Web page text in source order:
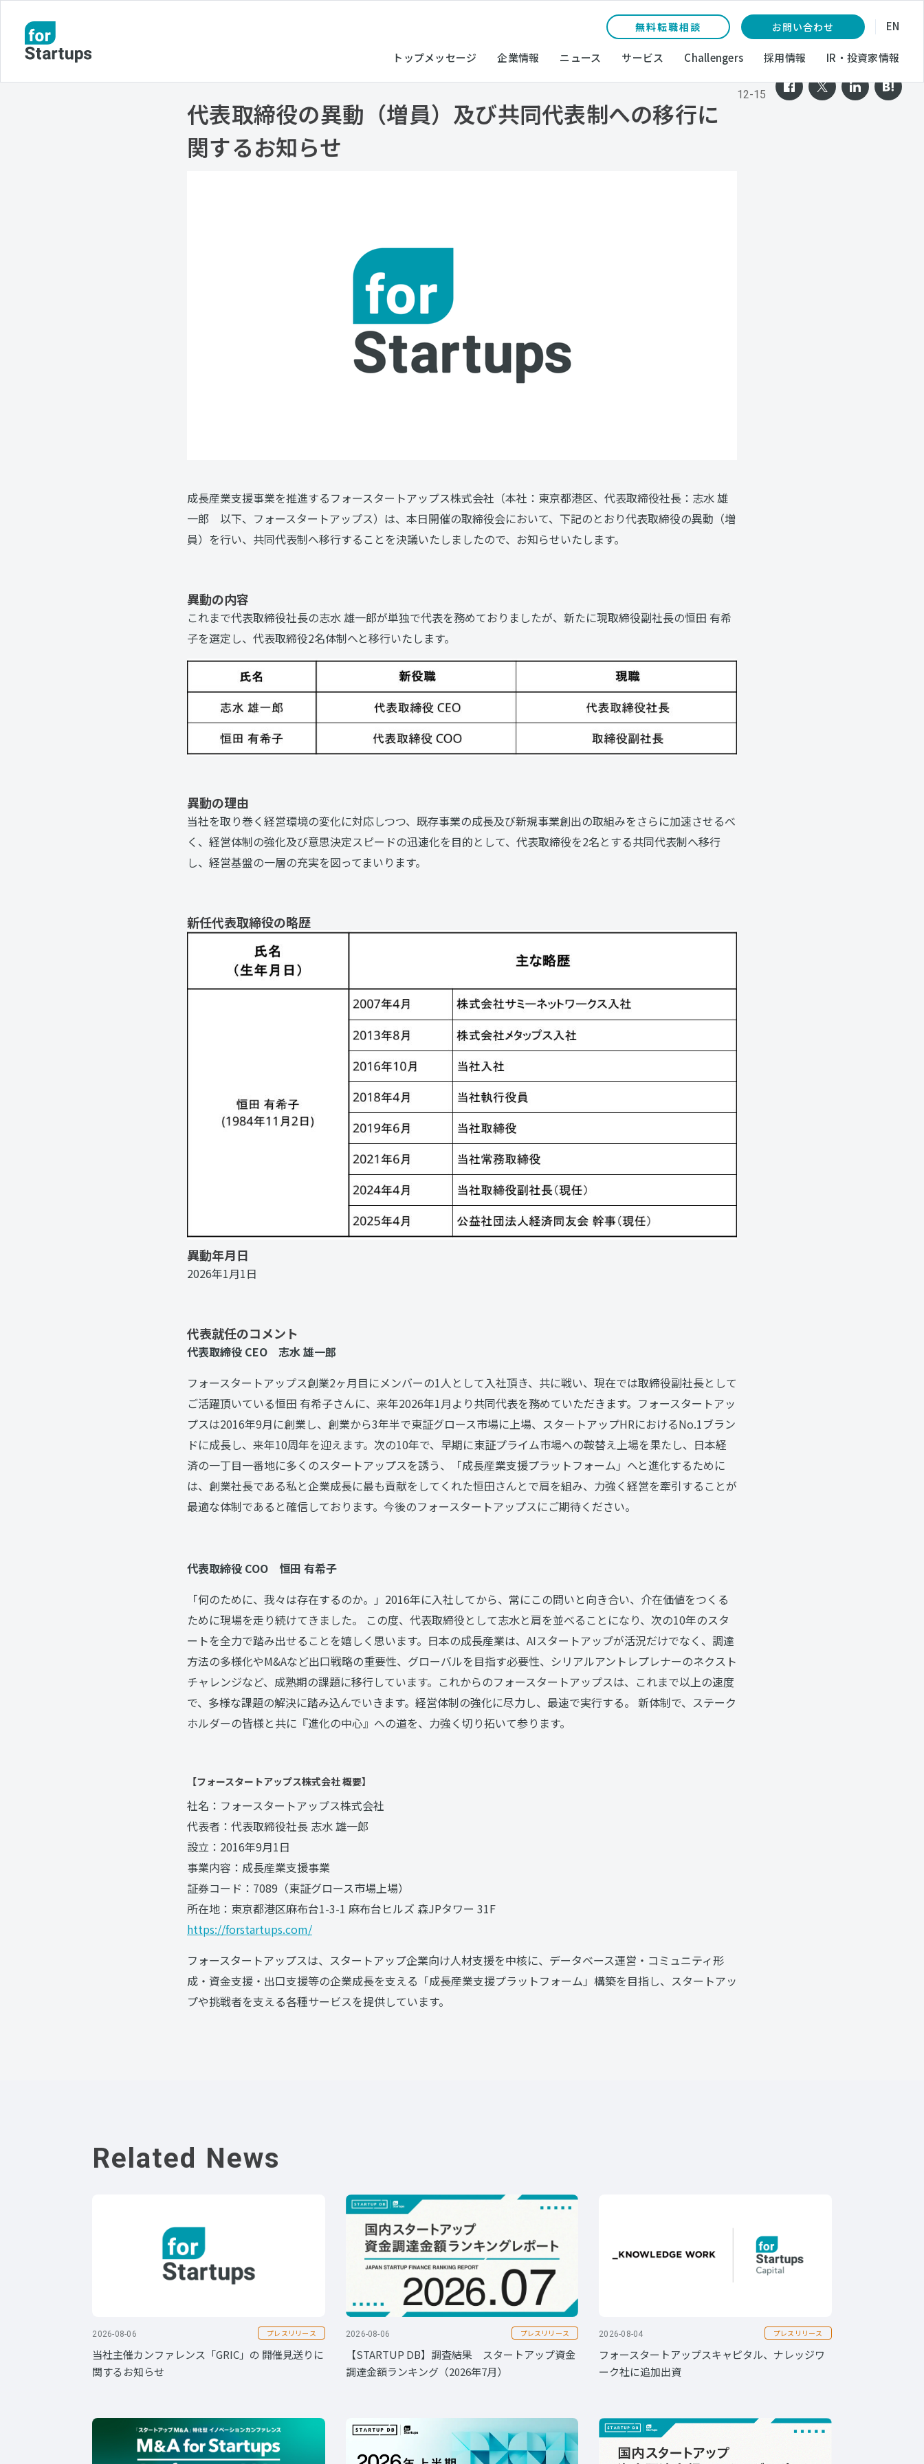
無料転職相談 お問い合わせ EN
トップメッセージ 企業情報 ニュース サービス Challengers 採用情報 IR・投資家情報
代表取締役の異動（増員）及び共同代表制への移行に
関するお知らせ
12-15
成長産業支援事業を推進するフォースタートアップス株式会社（本社：東京都港区、代表取締役社長：志水 雄
一郎 以下、フォースタートアップス）は、本日開催の取締役会において、下記のとおり代表取締役の異動（増
員）を行い、共同代表制へ移行することを決議いたしましたので、お知らせいたします。
異動の内容
これまで代表取締役社長の志水 雄一郎が単独で代表を務めておりましたが、新たに現取締役副社長の恒田 有希
子を選定し、代表取締役2名体制へと移行いたします。
異動の理由
当社を取り巻く経営環境の変化に対応しつつ、既存事業の成長及び新規事業創出の取組みをさらに加速させるべ
く、経営体制の強化及び意思決定スピードの迅速化を目的として、代表取締役を2名とする共同代表制へ移行
し、経営基盤の一層の充実を図ってまいります。
新任代表取締役の略歴
異動年月日
2026年1月1日
代表就任のコメント
代表取締役 CEO 志水 雄一郎
フォースタートアップス創業2ヶ月目にメンバーの1人として入社頂き、共に戦い、現在では取締役副社長として
ご活躍頂いている恒田 有希子さんに、来年2026年1月より共同代表を務めていただきます。フォースタートアッ
プスは2016年9月に創業し、創業から3年半で東証グロース市場に上場、スタートアップHRにおけるNo.1ブラン
ドに成長し、来年10周年を迎えます。次の10年で、早期に東証プライム市場への鞍替え上場を果たし、日本経
済の一丁目一番地に多くのスタートアップスを誘う、「成長産業支援プラットフォーム」へと進化するために
は、創業社長である私と企業成長に最も貢献をしてくれた恒田さんとで肩を組み、力強く経営を牽引することが
最適な体制であると確信しております。今後のフォースタートアップスにご期待ください。
代表取締役 COO 恒田 有希子
「何のために、我々は存在するのか。」2016年に入社してから、常にこの問いと向き合い、介在価値をつくる
ために現場を走り続けてきました。 この度、代表取締役として志水と肩を並べることになり、次の10年のスタ
ートを全力で踏み出せることを嬉しく思います。日本の成長産業は、AIスタートアップが活況だけでなく、調達
方法の多様化やM&Aなど出口戦略の重要性、グローバルを目指す必要性、シリアルアントレプレナーのネクスト
チャレンジなど、成熟期の課題に移行しています。これからのフォースタートアップスは、これまで以上の速度
で、多様な課題の解決に踏み込んでいきます。経営体制の強化に尽力し、最速で実行する。 新体制で、ステーク
ホルダーの皆様と共に『進化の中心』への道を、力強く切り拓いて参ります。
【フォースタートアップス株式会社 概要】
社名：フォースタートアップス株式会社
代表者：代表取締役社長 志水 雄一郎
設立：2016年9月1日
事業内容：成長産業支援事業
証券コード：7089（東証グロース市場上場）
所在地：東京都港区麻布台1-3-1 麻布台ヒルズ 森JPタワー 31F
https://forstartups.com/
フォースタートアップスは、スタートアップ企業向け人材支援を中核に、データベース運営・コミュニティ形
成・資金支援・出口支援等の企業成長を支える「成長産業支援プラットフォーム」構築を目指し、スタートアッ
プや挑戦者を支える各種サービスを提供しています。
Related News
2026-08-06 プレスリリース
当社主催カンファレンス「GRIC」の 開催見送りに
関するお知らせ
2026-08-06 プレスリリース
【STARTUP DB】調査結果 スタートアップ資金
調達金額ランキング（2026年7月）
2026-08-04 プレスリリース
フォースタートアップスキャピタル、ナレッジワ
ーク社に追加出資